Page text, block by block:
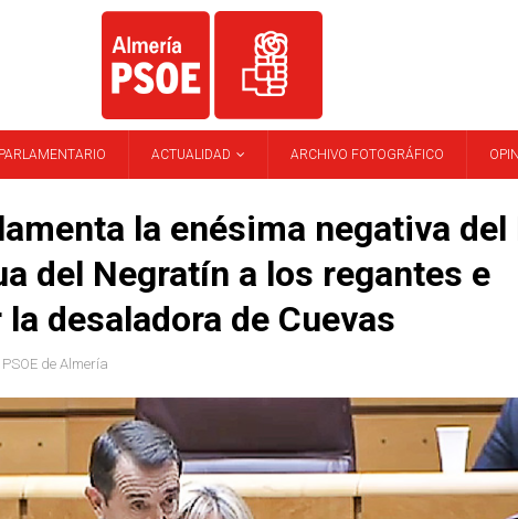
ACTUALIDAD ARCHIVO FOTOGRÁFICO
la enésima negativa del
del Negratín a los regantes e
desaladora de Cuevas
PSOE de Almería